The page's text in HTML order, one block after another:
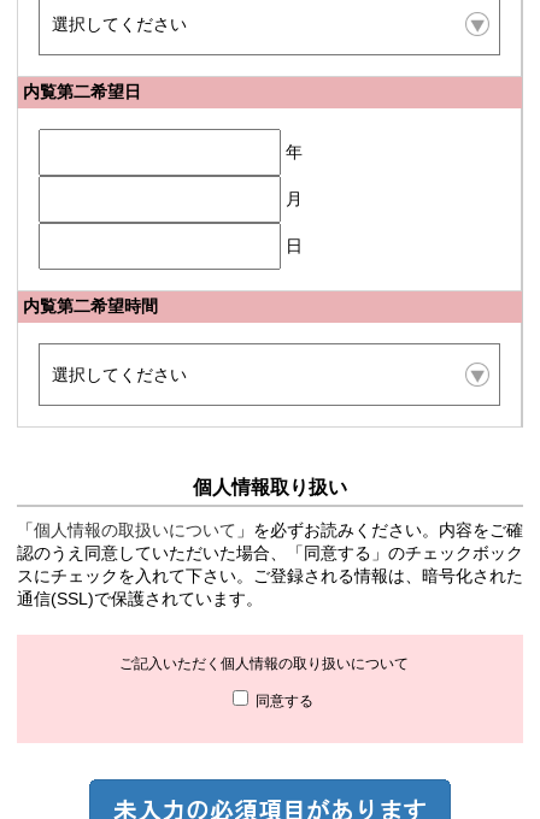
内覧第二希望日
年
月
日
内覧第二希望時間
個人情報取り扱い
「個人情報の取扱いについて 」を必ずお読みください。内容をご確
認のうえ同意していただいた場合、「同意する」のチェックボック
スにチェックを入れて下さい。ご登録される情報は、暗号化された
通信(SSL)で保護されています。
ご記入いただく個人情報の取り扱いについて
同意する